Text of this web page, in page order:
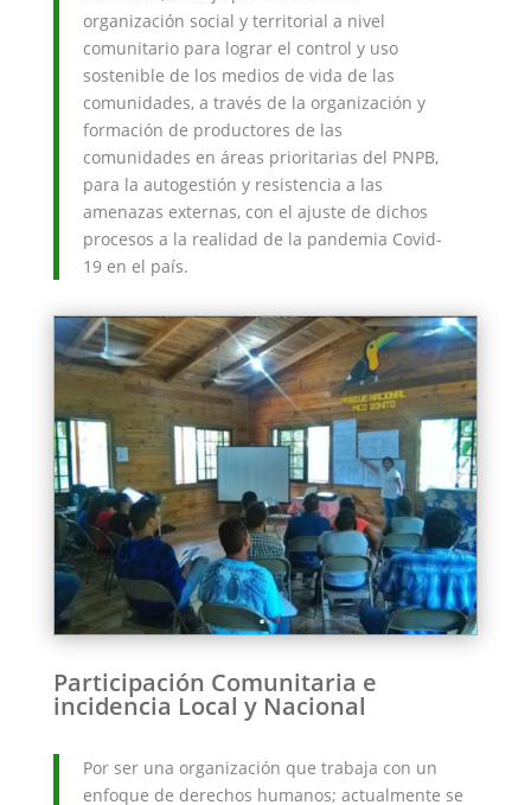
organización social y territorial a nivel
comunitario para lograr el control y uso
sostenible de los medios de vida de las
comunidades, a través de la organización y
formación de productores de las
comunidades en áreas prioritarias del PNPB,
para la autogestión y resistencia a las
amenazas externas, con el ajuste de dichos
procesos a la realidad de la pandemia Covid-
19 en el país.
Participación Comunitaria e
incidencia Local y Nacional
Por ser una organización que trabaja con un
enfoque de derechos humanos; actualmente se